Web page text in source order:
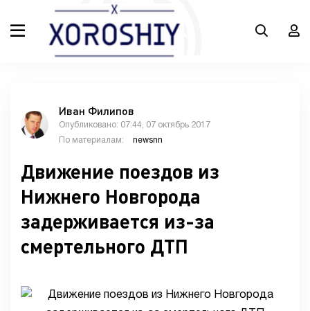
Иван Филипов
Опубликовано: 07:44, 07 октябрь 2017
По материалам:
newsnn
Движение поездов из
Нижнего Новгорода
задерживается из-за
смертельного ДТП